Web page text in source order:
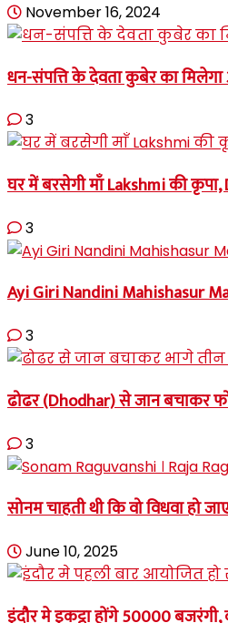
November 16, 2024
धन-संपत्ति के देवता कुबेर का
3
घर में बरसेगी माँ Lakshmi की
3
Ayi Giri Nandini Mahishasur
3
ढोढर (Dhodhar) से जान बचाकर
3
सोनम चाहती थी कि वो विधवा हो
June 10, 2025
इंदौर मे इकट्ठा होंगे 50000